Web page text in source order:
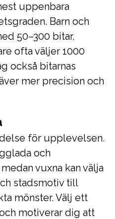
uppenbara
Barn och
50–300 bitar,
ofta väljer 1000
också bitarnas
mer precision och
för upplevelsen.
och
vuxna kan välja
stadsmotiv till
mönster. Välj ett
motiverar dig att